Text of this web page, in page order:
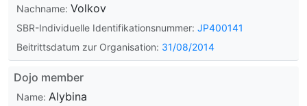
Nachname: Volkov
SBR-Individuelle Identifikationsnummer: JP400141
Beitrittsdatum zur Organisation: 31/08/2014
Dojo member
Name: Alybina